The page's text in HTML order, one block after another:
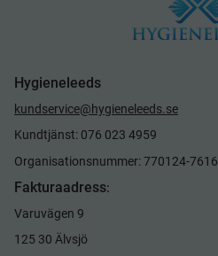
Hygieneleeds
kundservice@hygieneleeds.se
Kundtjänst: 076 023 4959
Organisationsnummer: 770124-7616
Fakturaadress:
Varuvägen 9
125 30 Älvsjö